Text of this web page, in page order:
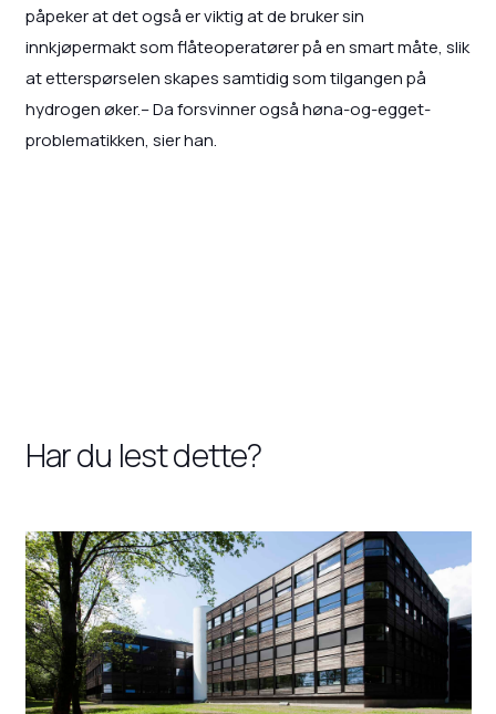
påpeker at det også er viktig at de bruker sin
innkjøpermakt som flåteoperatører på en smart måte, slik
at etterspørselen skapes samtidig som tilgangen på
hydrogen øker.– Da forsvinner også høna-og-egget-
problematikken, sier han.
Har du lest dette?